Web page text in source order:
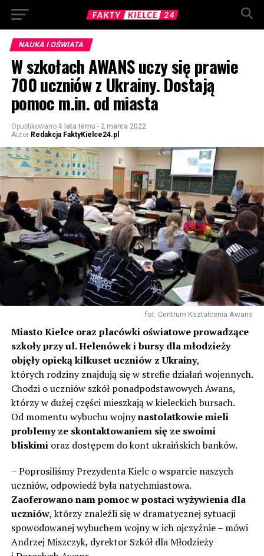
NAUKA I OŚWIATA
W szkołach AWANS uczy się prawie
700 uczniów z Ukrainy. Dostają
pomoc m.in. od miasta
Opublikowano 4 lata temu - 2 marca 2022
Autor Redakcja FaktyKielce24.pl
fot. Centrum Kształcenia Awans
Miasto Kielce oraz placówki oświatowe prowadzące
szkoły przy ul. Helenówek i bursy dla młodzieży
objęły opieką kilkuset uczniów z Ukrainy,
których rodziny znajdują się w strefie działań wojennych.
Chodzi o uczniów szkół ponadpodstawowych Awans,
którzy w dużej części mieszkają w kieleckich bursach.
Od momentu wybuchu wojnynastolatkowie mieli
problemy ze skontaktowaniem się ze swoimi
bliskimioraz dostępem do kont ukraińskich banków.
– Poprosiliśmy Prezydenta Kielc o wsparcie naszych
uczniów, odpowiedź była natychmiastowa.
Zaoferowano nam pomoc w postaci wyżywienia dla
uczniów, którzy znaleźli się w dramatycznej sytuacji
spowodowanej wybuchem wojny w ich ojczyźnie – mówi
Andrzej Miszczyk, dyrektor Szkół dla Młodzieży